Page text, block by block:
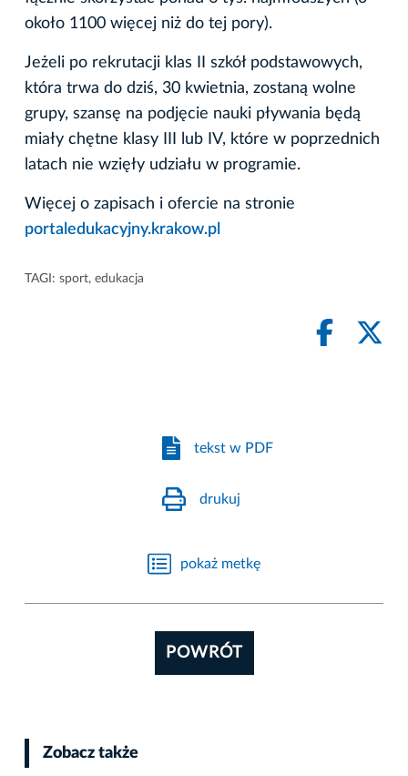
około 1100 więcej niż do tej pory).
Jeżeli po rekrutacji klas II szkół podstawowych,
która trwa do dziś, 30 kwietnia, zostaną wolne
grupy, szansę na podjęcie nauki pływania będą
miały chętne klasy III lub IV, które w poprzednich
latach nie wzięły udziału w programie.
Więcej o zapisach i ofercie na stronie
portaledukacyjny.krakow.pl
TAGI: sport, edukacja
tekst w PDF
drukuj
pokaż metkę
POWRÓT
Zobacz także